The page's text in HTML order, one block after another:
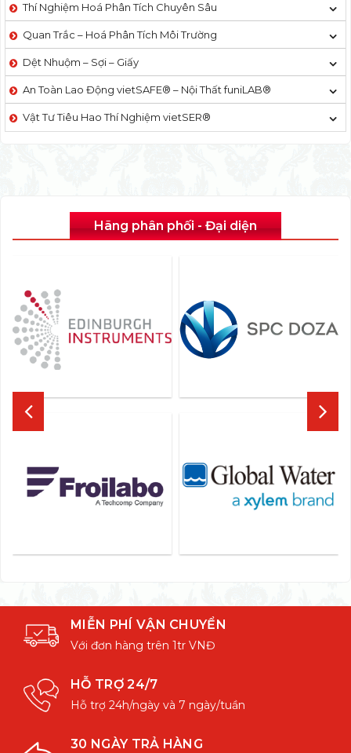
Thí Nghiệm Hoá Phân Tích Chuyên Sâu
Quan Trắc – Hoá Phân Tích Môi Trường
Dệt Nhuộm – Sợi – Giấy
An Toàn Lao Động vietSAFE® – Nội Thất funiLAB®
Vật Tư Tiêu Hao Thí Nghiệm vietSER®
Hãng phân phối - Đại diện
MIỄN PHÍ VẬN CHUYỂN
Với đơn hàng trên 1tr VNĐ
HỖ TRỢ 24/7
Hỗ trợ 24h/ngày và 7 ngày/tuần
30 NGÀY TRẢ HÀNG